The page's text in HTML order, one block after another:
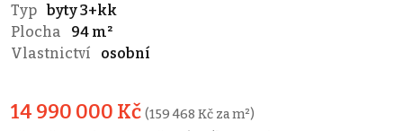
Typ byty 3+kk
Plocha
94 m²
Vlastnictví
osobní
14 990 000 Kč (159 468 Kč za m²)